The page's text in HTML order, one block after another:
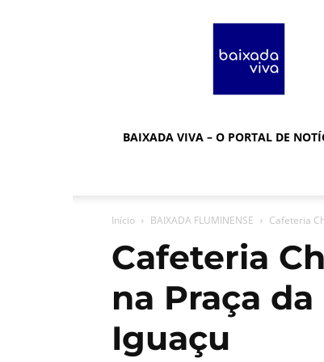
Viva
BAIXADA VIVA – O PORTAL DE
Início BAIXADA FLUMINENSE Cafeteria
Cafeteria
na Praça
Iguaçu